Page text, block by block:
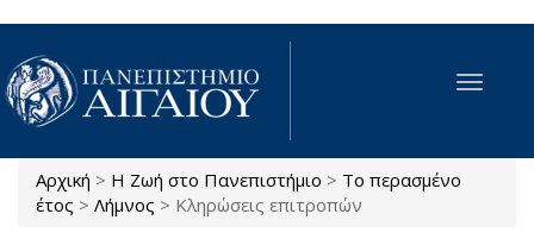
Παράκαμψη προς το κυρίως περιεχόμενο
Toggle
Είστε εδώ
Αρχική > Η Ζωή στο Πανεπιστήμιο > Το περασμένο
έτος > Λήμνος > Κληρώσεις επιτροπών